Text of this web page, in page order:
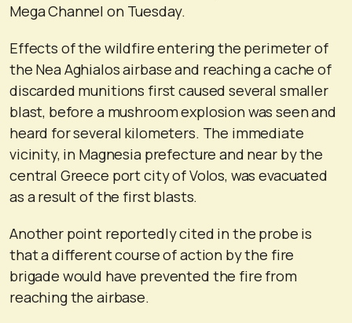
Mega Channel on Tuesday.
Effects of the wildfire entering the perimeter of
the Nea Aghialos airbase and reaching a cache of
discarded munitions first caused several smaller
blast, before a mushroom explosion was seen and
heard for several kilometers. The immediate
vicinity, in Magnesia prefecture and near by the
central Greece port city of Volos, was evacuated
as a result of the first blasts.
Another point reportedly cited in the probe is
that a different course of action by the fire
brigade would have prevented the fire from
reaching the airbase.